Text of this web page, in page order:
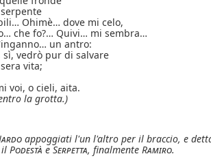
Ohimè… dove mi celo,
che fo?… Quivi… mi sembra…
un antro:
sì, vedrò pur di salvare
vita;
voi, o cieli, aita.
la grotta.)
appoggiati l'un l'altro per il braccio, e
il Podestà eSerpetta, finalmente Ramiro.